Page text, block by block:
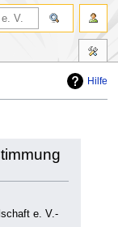
Hilfe
e. V.-